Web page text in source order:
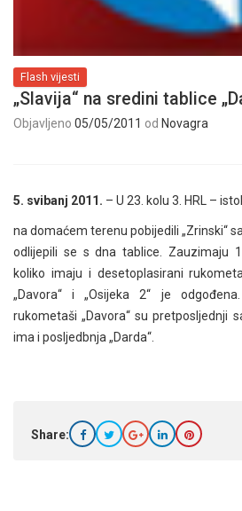
Flash vijesti
„Slavija“ na sredini tablice
Objavljeno 05/05/2011 od Novagra
5. svibanj 2011. – U 23. kolu 3. HRL –
na domaćem terenu pobijedili „Zrinski“
odlijepili se s dna tablice. Zauzimaju
koliko imaju i desetoplasirani
„Davora“ i „Osijeka 2“ je
rukometaši „Davora“ su pretposljednji
ima i posljedbnja „Darda“.
Share: